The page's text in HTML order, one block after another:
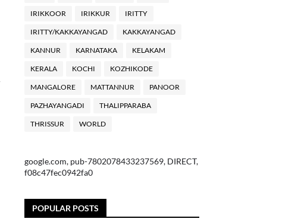
IRIKKOOR IRIKKUR IRITTY
IRITTY/KAKKAYANGAD KAKKAYANGAD
KANNUR KARNATAKA KELAKAM
KERALA KOCHI KOZHIKODE
MANGALORE MATTANNUR PANOOR
PAZHAYANGADI THALIPPARABA
THRISSUR WORLD
google.com, pub-7802078433237569, DIRECT,
f08c47fec0942fa0
POPULAR POSTS